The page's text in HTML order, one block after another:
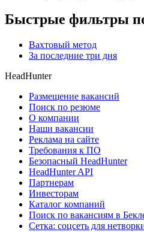
Быстрые фильтры
Вахтовый метод
За последние три дня
HeadHunter
Размещение вакансий
Поиск по резюме
О компании
Наши вакансии
Реклама на сайте
Требования к ПО
Безопасный HeadHunter
HeadHunter API
Партнерам
Инвесторам
Каталог компаний
Поиск по вакансиям в
Сетка: соцсеть для